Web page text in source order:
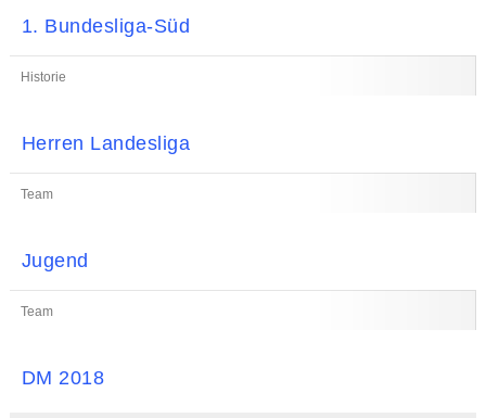
1. Bundesliga-Süd
Historie
Herren Landesliga
Team
Jugend
Team
DM 2018